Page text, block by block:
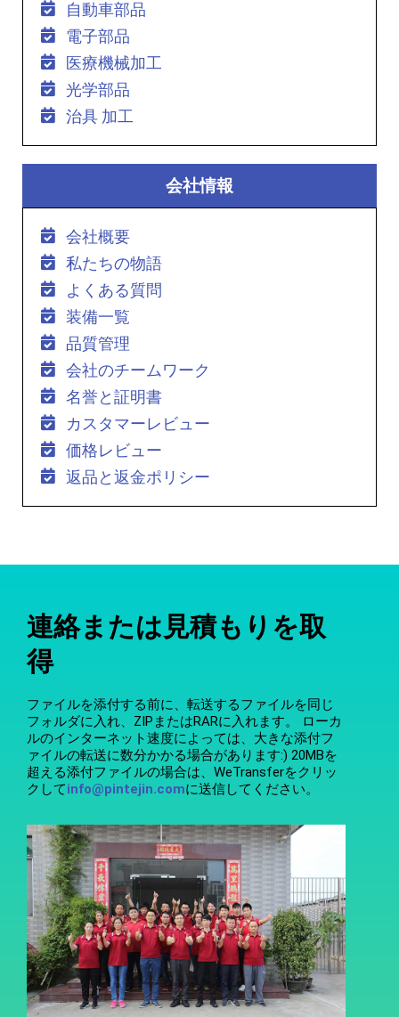
自動車部品
電子部品
医療機械加工
光学部品
治具 加工
会社情報
会社概要
私たちの物語
よくある質問
装備一覧
品質管理
会社のチームワーク
名誉と証明書
カスタマーレビュー
価格レビュー
返品と返金ポリシー
連絡または見積もりを取
得
ファイルを添付する前に、転送するファイルを同じ
フォルダに入れ、ZIPまたはRARに入れます。 ローカ
ルのインターネット速度によっては、大きな添付フ
ァイルの転送に数分かかる場合があります:) 20MBを
超える添付ファイルの場合は、WeTransferをクリッ
クしてinfo@pintejin.comに送信してください。